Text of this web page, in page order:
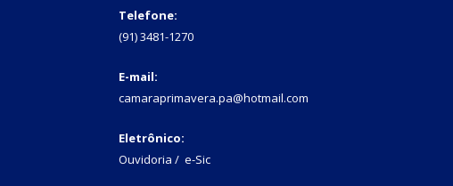
Telefone:
(91) 3481-1270
E-mail:
camaraprimavera.pa@hotmail.com
Eletrônico:
Ouvidoria / e-Sic